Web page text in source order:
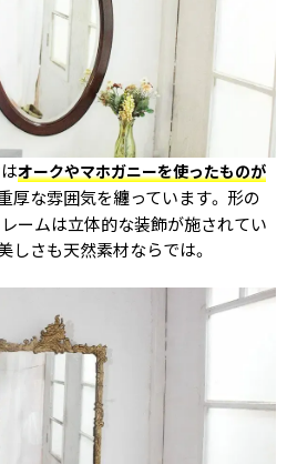
オークやマホガニーを使ったものが
厚な雰囲気を纏っています。 形の
ームは立体的な装飾が施されてい
しさも天然素材ならでは。